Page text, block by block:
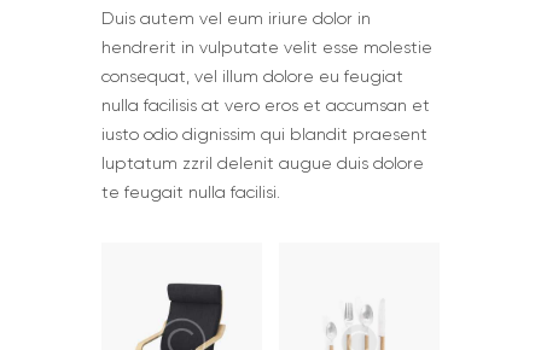
Duis autem vel eum iriure dolor in
hendrerit in vulputate velit esse molestie
consequat, vel illum dolore eu feugiat
nulla facilisis at vero eros et accumsan et
iusto odio dignissim qui blandit praesent
luptatum zzril delenit augue duis dolore
te feugait nulla facilisi.